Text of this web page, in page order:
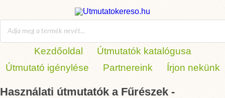
Kezdőoldal
Útmutatók katalógusa
Útmutató igénylése
Partnereink Írjon nekünk
Használati útmutatók a Fűrészek -